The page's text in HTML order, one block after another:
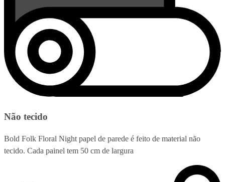
Não tecido
Bold Folk Floral Night papel de parede é feito de material não
tecido. Cada painel tem 50 cm de largura